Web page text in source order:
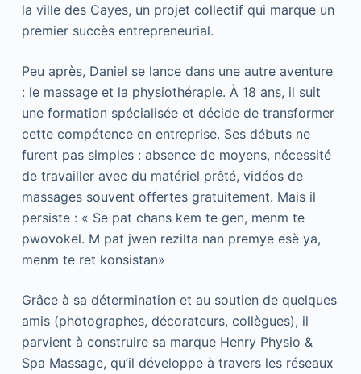
la ville des Cayes, un projet collectif qui marque un
premier succès entrepreneurial.
Peu après, Daniel se lance dans une autre aventure
: le massage et la physiothérapie. À 18 ans, il suit
une formation spécialisée et décide de transformer
cette compétence en entreprise. Ses débuts ne
furent pas simples : absence de moyens, nécessité
de travailler avec du matériel prêté, vidéos de
massages souvent offertes gratuitement. Mais il
persiste : « Se pat chans kem te gen, menm te
pwovokel. M pat jwen rezilta nan premye esè ya,
menm te ret konsistan»
Grâce à sa détermination et au soutien de quelques
amis (photographes, décorateurs, collègues), il
parvient à construire sa marque Henry Physio &
Spa Massage, qu’il développe à travers les réseaux